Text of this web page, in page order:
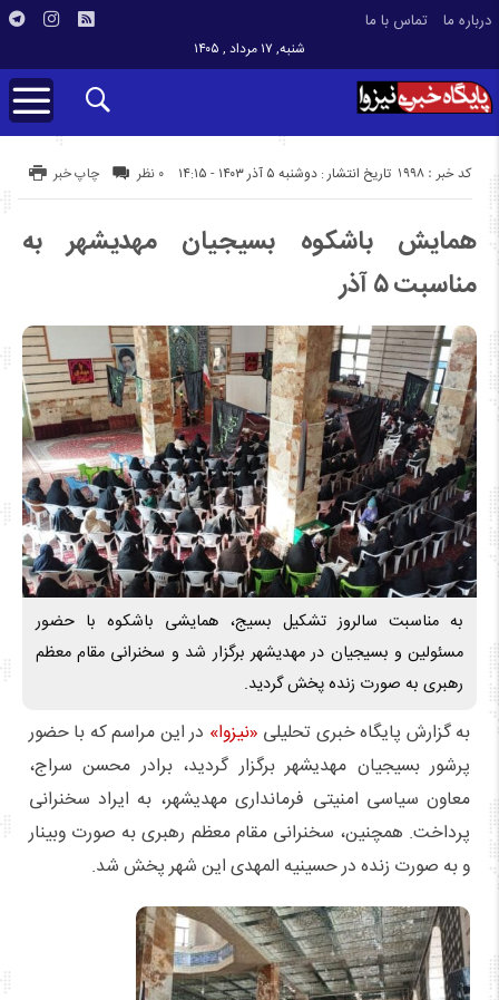
درباره ما تماس با ما
شنبه, ۱۷ مرداد , ۱۴۰۵
تاریخ انتشار : دوشنبه ۵ آذر ۱۴۰۳ - ۱۴:۱۵ کد خبر : 1998 چاپ خبر ۰ نظر
همایش باشکوه بسیجیان مهدیشهر به
مناسبت ۵ آذر
به مناسبت سالروز تشکیل بسیج، همایشی باشکوه با حضور
مسئولین و بسیجیان در مهدیشهر برگزار شد و سخنرانی مقام معظم
رهبری به صورت زنده پخش گردید.
به گزارش پایگاه خبری تحلیلی «نیزوا» در این مراسم که با حضور
پرشور بسیجیان مهدیشهر برگزار گردید، برادر محسن سراج،
معاون سیاسی امنیتی فرمانداری مهدیشهر، به ایراد سخنرانی
پرداخت. همچنین، سخنرانی مقام معظم رهبری به صورت وبینار
و به صورت زنده در حسینیه المهدی این شهر پخش شد.